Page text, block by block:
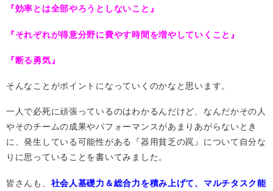
『効率とは全部やろうとしないこと』
『それぞれが得意分野に費やす時間を増やしていくこと』
『断る勇気』
そんなことがポイントになっていくのかなと思います。
一人で必死に頑張っているのはわかるんだけど、なんだかその人
やそのチームの成果やパフォーマンスがあまりあがらないとき
に、発生している可能性がある『器用貧乏の罠』について自分な
りに思っていることを書いてみました。
皆さんも、 社会人基礎力＆総合力を積み上げて、マルチタスク能